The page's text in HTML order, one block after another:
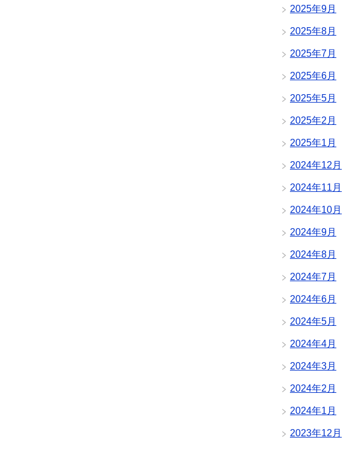
2025年9月
2025年8月
2025年7月
2025年6月
2025年5月
2025年2月
2025年1月
2024年12月
2024年11月
2024年10月
2024年9月
2024年8月
2024年7月
2024年6月
2024年5月
2024年4月
2024年3月
2024年2月
2024年1月
2023年12月